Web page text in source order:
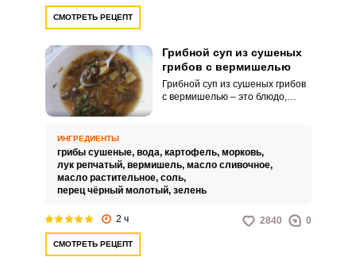
СМОТРЕТЬ РЕЦЕПТ
Грибной суп из сушеных
грибов с вермишелью
Грибной суп из сушеных грибов
с вермишелью – это блюдо,
добавлением вермишели,
картофеля, лука, моркови и
других овощей. Суп имеет
насыщенный грибной вкус и
аромат.
ИНГРЕДИЕНТЫ
грибы сушеные, вода, картофель, морковь,
лук репчатый, вермишель, масло сливочное,
масло растительное, соль,
перец чёрный молотый, зелень
2 ч 2840 0
СМОТРЕТЬ РЕЦЕПТ